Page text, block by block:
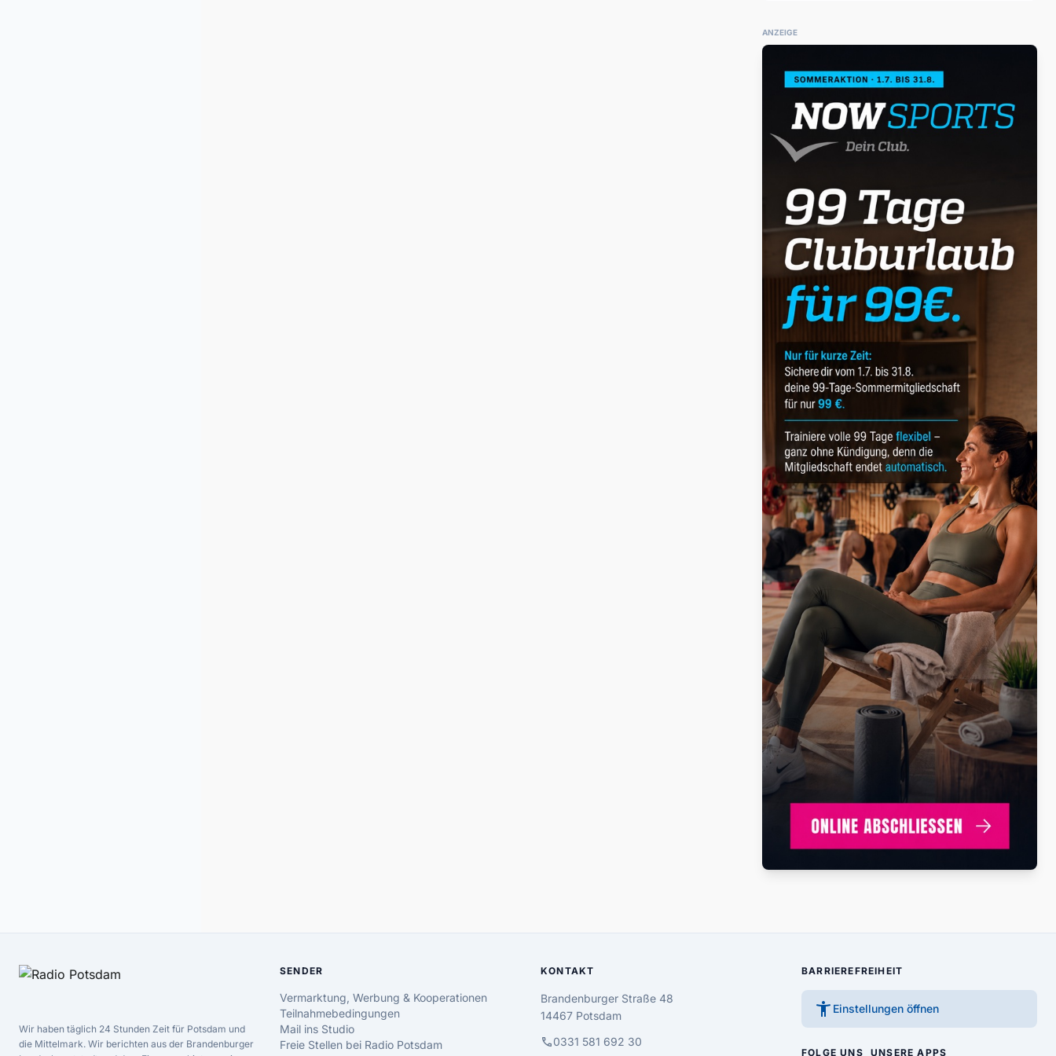
ANZEIGE
Wir haben täglich 24 Stunden Zeit für Potsdam und
die Mittelmark. Wir berichten aus der Brandenburger
SENDER
Vermarktung, Werbung & Kooperationen
Teilnahmebedingungen
Mail ins Studio
Freie Stellen bei Radio Potsdam
KONTAKT
Brandenburger Straße 48
14467 Potsdam
call0331 581 692 30
BARRIEREFREIHEIT
accessibility_new Einstellungen öffnen
FOLGE UNS UNSERE APPS